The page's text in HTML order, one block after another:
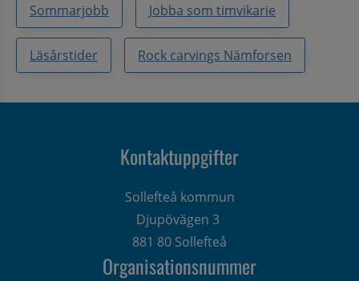
Sommarjobb Jobba som timvikarie
Läsårstider Rock carvings Nämforsen
Kontaktuppgifter
Sollefteå kommun
Djupövägen 3
881 80 Sollefteå
Organisationsnummer